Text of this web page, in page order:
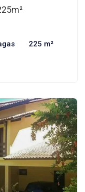
225 m²